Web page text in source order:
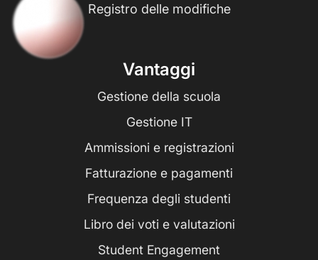
Registro delle modifiche
Vantaggi
Gestione della scuola
Gestione IT
Ammissioni e registrazioni
Fatturazione e pagamenti
Frequenza degli studenti
Libro dei voti e valutazioni
Student Engagement